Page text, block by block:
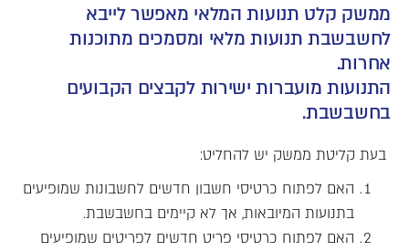
ממשק קלט תנועות המלאי מאפשר לייבא
לחשבשבת תנועות מלאי ומסמכים מתוכנות
אחרות.
התנועות מועברות ישירות לקבצים הקבועים
בחשבשבת.
בעת קליטת ממשק יש להחליט:
האם לפתוח כרטיסי חשבון חדשים לחשבונות שמופיעים
בתנועות המיובאות, אך לא קיימים בחשבשבת.
האם לפתוח כרטיסי פריט חדשים לפריטים שמופיעים